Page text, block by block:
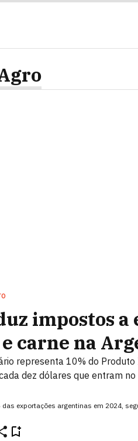
impostos
carne na
representa 10% do
dez dólares que entram
das exportações argentinas em 2024,